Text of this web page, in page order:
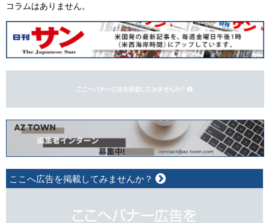
コラムはありません。
ここへ広告を掲載してみませんか？